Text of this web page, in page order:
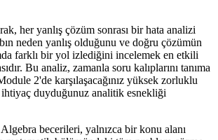
her yanlış çözüm sonrası bir hata analizi
neden yanlış olduğunu ve doğru çözümün
farklı bir yol izlediğini incelemek en etkili
Bu analiz, zamanla soru kalıplarını tanıma
2'de karşılaşacağınız yüksek zorluklu
duyduğunuz analitik esnekliği
becerileri, yalnızca bir konu alanı